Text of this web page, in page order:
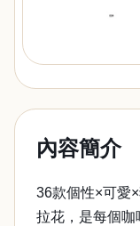
內容簡介
36款個性×可愛
拉花，是每個